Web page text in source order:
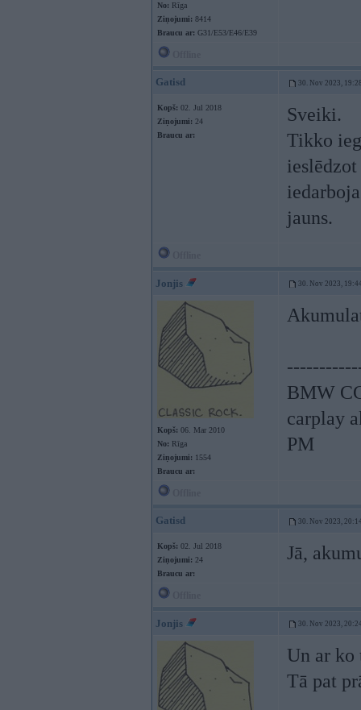
No: Rīga
Ziņojumi: 8414
Braucu ar: G31/E53/E46/E39
Gatisd 30. Nov 2023,
Kopš: 02. Jul 2018
Ziņojumi: 24
Braucu ar:
Sveiki.
Tikko
jauns.
Jonjis 30. Nov 2023,
Kopš: 06. Mar 2010
No: Rīga
Ziņojumi: 1554
Braucu ar:
BMW
carplay
PM
Gatisd 30. Nov 2023,
Kopš: 02. Jul 2018
Ziņojumi: 24
Braucu ar:
Jā,
Jonjis 30. Nov 2023,
Un ar ko
Tā pat